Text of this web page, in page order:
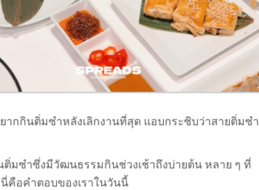
ากกินติ่มซำหลังเลิกงานที่สุด แอบกระซิบว่าสายติ่มซำ
มซำซึ่งมีวัฒนธรรมกินช่วงเช้าถึงบ่ายต้น หลาย ๆ ที่
คือคำตอบของเราในวันนี้